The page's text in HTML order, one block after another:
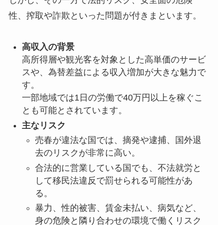
性、搾取や詐欺といった問題が付きまといます。
高収入の背景
高所得層や観光客を対象とした高単価のサービ
スや、為替差益による収入増加が大きな魅力で
す。
一部地域では1日の労働で40万円以上を稼ぐこ
とも可能とされています。
主なリスク
売春が違法な国では、摘発や逮捕、国外退
去のリスクが非常に高い。
合法的に営業している国でも、不法就労と
して移民法違反で罰せられる可能性があ
る。
暴力、性的被害、賃金未払い、病気など、
身の危険と隣り合わせの環境で働くリスク